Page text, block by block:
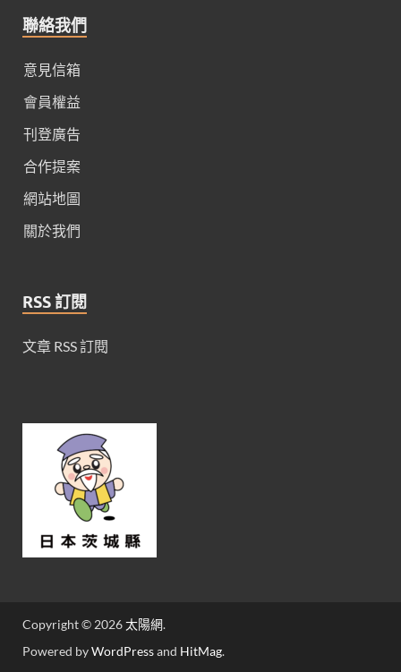
聯絡我們
意見信箱
會員權益
刊登廣告
合作提案
網站地圖
關於我們
RSS 訂閱
文章 RSS 訂閱
Copyright © 2026太陽網.
Powered byWordPressand HitMag.